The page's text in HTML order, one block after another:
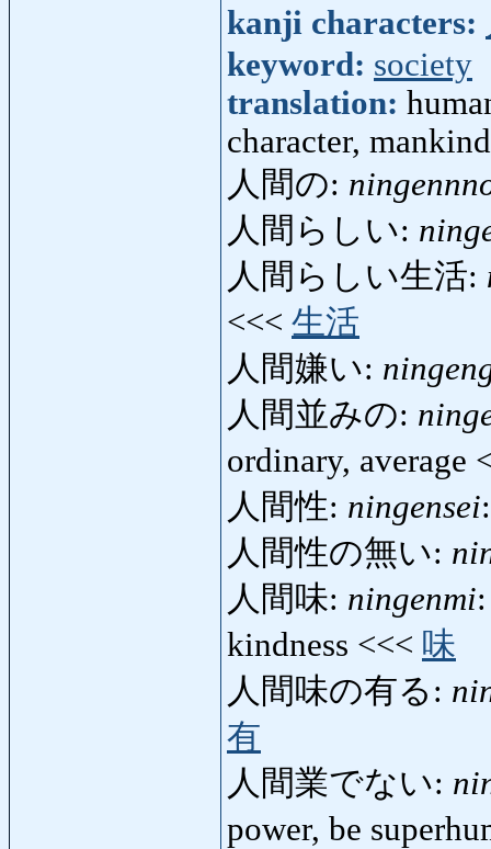
kanji characters:
keyword: society
translation:
character,
人間の:
人間らしい:
人間らしい生活:
<<< 生活
人間嫌い:
人間並みの:
ordinary, average
人間性: ningensei
人間性の無い:
人間味: ningenmi
kindness <<< 味
人間味の有る:
有
人間業でない:
power, be